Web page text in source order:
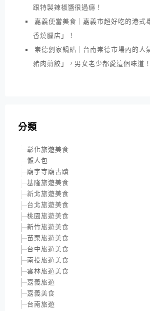
跟特製辣椒醬很過癮！
嘉義便當美食｜嘉義市超好吃的港式
香燒臘店」！
崇德劉家鍋貼｜台南崇德市場內的人
豬肉煎餃」，男女老少都愛這個味道！
分類
彰化旅遊美食
懶人包
廟宇寺廟古蹟
基隆旅遊美食
新北旅遊美食
台北旅遊美食
桃園旅遊美食
新竹旅遊美食
苗栗旅遊美食
台中旅遊美食
南投旅遊美食
雲林旅遊美食
嘉義旅遊
嘉義美食
台南旅遊